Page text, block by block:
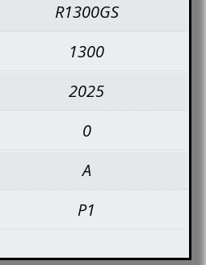
R1300GS
1300
2025
0
A
P1